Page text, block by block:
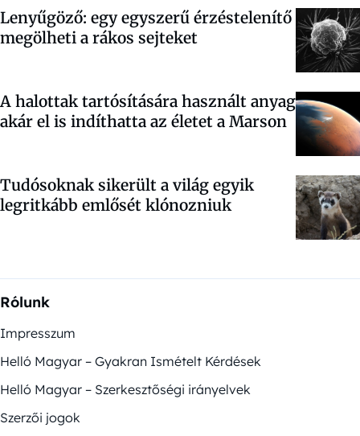
Lenyűgöző: egy egyszerű érzéstelenítő
megölheti a rákos sejteket
A halottak tartósítására használt anyag
akár el is indíthatta az életet a Marson
Tudósoknak sikerült a világ egyik
legritkább emlősét klónozniuk
Rólunk
Impresszum
Helló Magyar – Gyakran Ismételt Kérdések
Helló Magyar – Szerkesztőségi irányelvek
Szerzői jogok